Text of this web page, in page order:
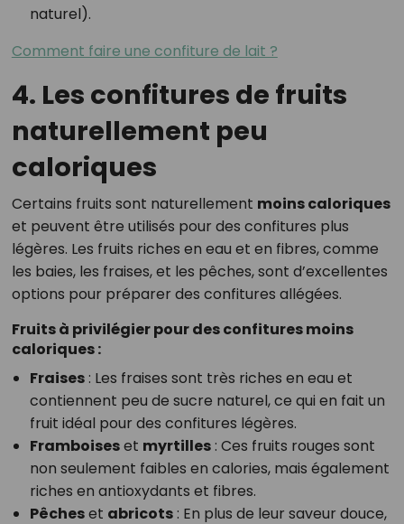
naturel).
Comment faire une confiture de lait ?
4. Les confitures de fruits
naturellement peu
caloriques
Certains fruits sont naturellement moins caloriques
et peuvent être utilisés pour des confitures plus
légères. Les fruits riches en eau et en fibres, comme
les baies, les fraises, et les pêches, sont d’excellentes
options pour préparer des confitures allégées.
Fruits à privilégier pour des confitures moins
caloriques :
Fraises: Les fraises sont très riches en eau et
contiennent peu de sucre naturel, ce qui en fait un
fruit idéal pour des confitures légères.
Framboiseset myrtilles: Ces fruits rouges sont
non seulement faibles en calories, mais également
riches en antioxydants et fibres.
Pêcheset abricots: En plus de leur saveur douce,